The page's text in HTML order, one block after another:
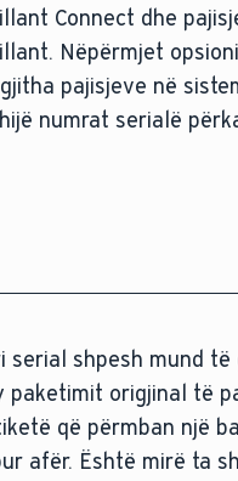
Connect dhe
Nëpërmjet
pajisjeve në
numrat serialë
serial shpesh mund
paketimit origjinal të
që përmban një
afër. Është mirë ta